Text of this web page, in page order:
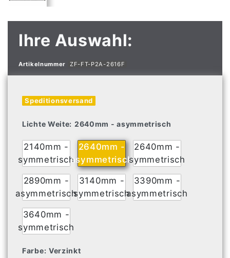
Ihre Auswahl:
Artikelnummer ZF-FT-P2A-2616F
Speditionsversand
Lichte Weite: 2640mm - asymmetrisch
2140mm -
symmetrisch
2640mm -
asymmetrisch
2640mm -
symmetrisch
2890mm -
asymmetrisch
3140mm -
symmetrisch
3390mm -
asymmetrisch
3640mm -
symmetrisch
Farbe: Verzinkt